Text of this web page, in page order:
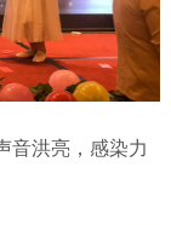
音洪亮，感染力